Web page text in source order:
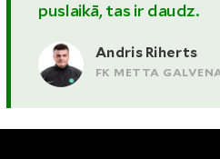
puslaikā, tas ir daudz.
Andris Riherts
FK METTA